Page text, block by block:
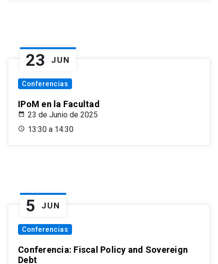
23 JUN
Conferencias
IPoM en la Facultad
23 de Junio de 2025
13:30 a 14:30
5 JUN
Conferencias
Conferencia: Fiscal Policy and Sovereign
Debt